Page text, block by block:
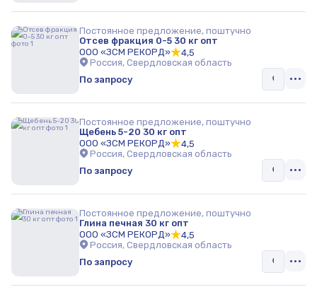
Постоянное предложение, поштучно
Отсев фракция 0-5 30 кг опт
ООО «ЗСМ РЕКОРД»
4,5
Россия, Свердловская область
По запросу
Постоянное предложение, поштучно
Щебень 5-20 30 кг опт
ООО «ЗСМ РЕКОРД»
4,5
Россия, Свердловская область
По запросу
Постоянное предложение, поштучно
Глина печная 30 кг опт
ООО «ЗСМ РЕКОРД»
4,5
Россия, Свердловская область
По запросу